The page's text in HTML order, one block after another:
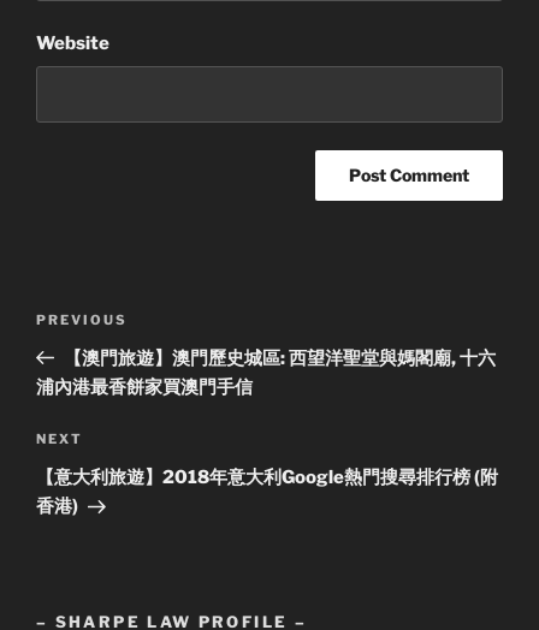
Website
Previous
Post
PREVIOUS
【澳門旅遊】澳門歷史城區: 西望洋聖堂與媽閣廟, 十六
浦內港最香餅家買澳門手信
Next
Post
NEXT
【意大利旅遊】2018年意大利Google熱門搜尋排行榜 (附
香港)
– SHARPE LAW PROFILE –